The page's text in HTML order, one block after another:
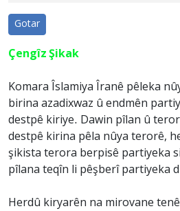
Gotar
Çengîz Şikak
Komara Îslamiya Îranê pêleka
birina azadixwaz û endmên
destpê kiriye. Dawin pîlan û
destpê kirina pêla nûya terorê,
şikista terora berpisê partiyeka
pîlana teqîn li pêşberî partiyeka
Herdû kiryarên na mirovane